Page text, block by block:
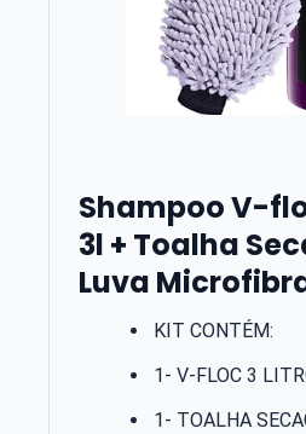
Shampoo V-
3l + Toalha
Luva
KIT CONTÉM:
1- V-FLOC 3
1- TOALHA